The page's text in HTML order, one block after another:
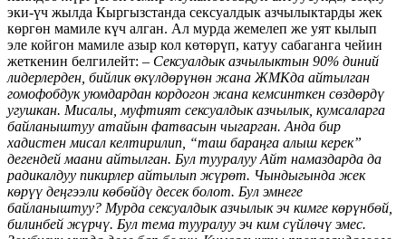
эки-үч жылда Кыргызстанда сексуалдык азчылыктарды жек
көргөн мамиле күч алган. Ал мурда жемелеп же уят кылып
эле койгон мамиле азыр кол көтөрүп, катуу сабаганга чейин
жеткенин белгилейт: – Сексуалдык азчылыктын 90% диний
лидерлерден, бийлик өкүлдөрүнөн жана ЖМКда айтылган
гомофобдук уюмдардан кордогон жана кемсинткен сөздөрдү
угушкан. Мисалы, муфтият сексуалдык азчылык, кумсаларга
байланыштуу атайын фатвасын чыгарган. Анда бир
хадистен мисал келтирилип, “таш бараңга алыш керек”
дегендей маани айтылган. Бул тууралуу Айт намаздарда да
радикалдуу пикирлер айтылып жүрөт. Чындыгында жек
көрүү деңгээли көбөйдү десек болот. Бул эмнеге
байланыштуу? Мурда сексуалдык азчылык эч кимге көрүнбөй,
билинбей жүрчү. Бул тема тууралуу эч ким сүйлөчү эмес.